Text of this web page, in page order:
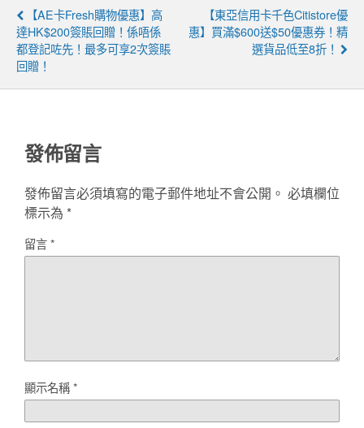
【AE卡Fresh購物優惠】高
達HK$200簽賬回贈！係唔係
都登記咗先！最多可享2次簽賬
回贈！
【東亞信用卡千色Citistore優
惠】買滿$600送$50優惠券！精
選貨品低至8折！
發佈留言
發佈留言必須填寫的電子郵件地址不會公開。 必填欄位
標示為 *
留言*
顯示名稱*